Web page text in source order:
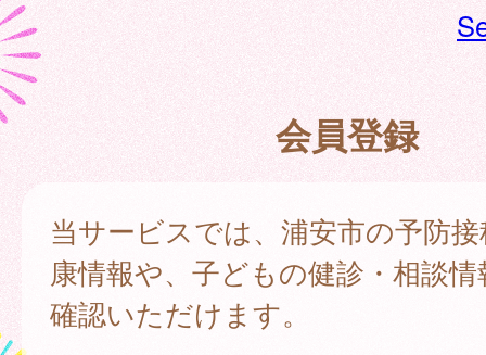
会員登録
当サービスでは、浦安市の予防
康情報や、子どもの健診・相談
確認いただけます。